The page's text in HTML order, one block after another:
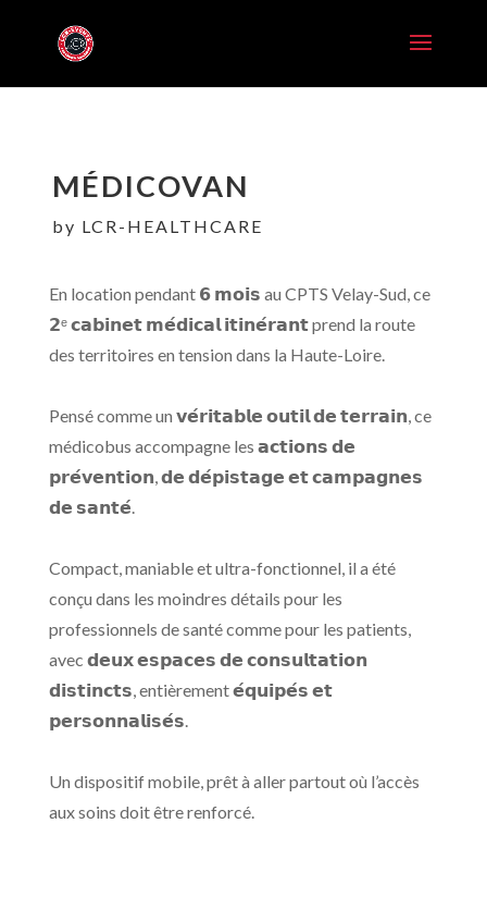
MÉDICOVAN
by LCR-HEALTHCARE
En location pendant 𝟲 𝗺𝗼𝗶𝘀 au CPTS Velay-Sud, ce
𝟮ᵉ 𝗰𝗮𝗯𝗶𝗻𝗲𝘁 𝗺𝗲́𝗱𝗶𝗰𝗮𝗹 𝗶𝘁𝗶𝗻𝗲́𝗿𝗮𝗻𝘁 prend la route
des territoires en tension dans la Haute-Loire.
Pensé comme un 𝘃𝗲́𝗿𝗶𝘁𝗮𝗯𝗹𝗲 𝗼𝘂𝘁𝗶𝗹 𝗱𝗲 𝘁𝗲𝗿𝗿𝗮𝗶𝗻, ce
médicobus accompagne les 𝗮𝗰𝘁𝗶𝗼𝗻𝘀 𝗱𝗲
𝗽𝗿𝗲́𝘃𝗲𝗻𝘁𝗶𝗼𝗻, 𝗱𝗲 𝗱𝗲́𝗽𝗶𝘀𝘁𝗮𝗴𝗲 𝗲𝘁 𝗰𝗮𝗺𝗽𝗮𝗴𝗻𝗲𝘀
𝗱𝗲 𝘀𝗮𝗻𝘁𝗲́.
Compact, maniable et ultra-fonctionnel, il a été
conçu dans les moindres détails pour les
professionnels de santé comme pour les patients,
avec 𝗱𝗲𝘂𝘅 𝗲𝘀𝗽𝗮𝗰𝗲𝘀 𝗱𝗲 𝗰𝗼𝗻𝘀𝘂𝗹𝘁𝗮𝘁𝗶𝗼𝗻
𝗱𝗶𝘀𝘁𝗶𝗻𝗰𝘁𝘀, entièrement 𝗲́𝗾𝘂𝗶𝗽𝗲́𝘀 𝗲𝘁
𝗽𝗲𝗿𝘀𝗼𝗻𝗻𝗮𝗹𝗶𝘀𝗲́𝘀.
Un dispositif mobile, prêt à aller partout où l’accès
aux soins doit être renforcé.